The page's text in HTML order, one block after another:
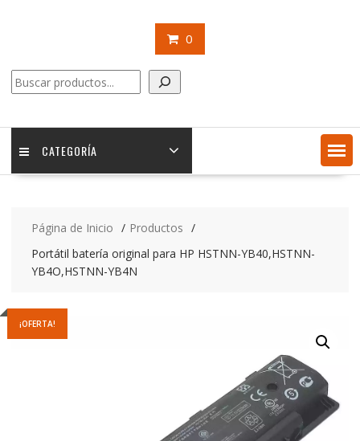
0
Buscar
CATEGORÍA
Página de Inicio
Productos
Portátil batería original para HP HSTNN-YB40,HSTNN-
YB4O,HSTNN-YB4N
¡OFERTA!